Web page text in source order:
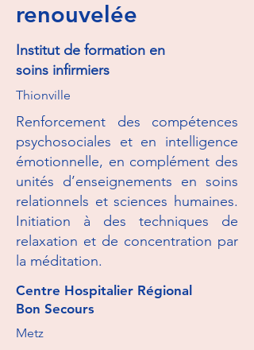
renouvelée
Institut de formation en
soins infirmiers
Thionville
Renforcement des compétences
psychosociales et en intelligence
émotionnelle, en complément des
unités d’enseignements en soins
relationnels et sciences humaines.
Initiation à des techniques de
relaxation et de concentration par
la méditation.
Centre Hospitalier Régional
Bon Secours
Metz